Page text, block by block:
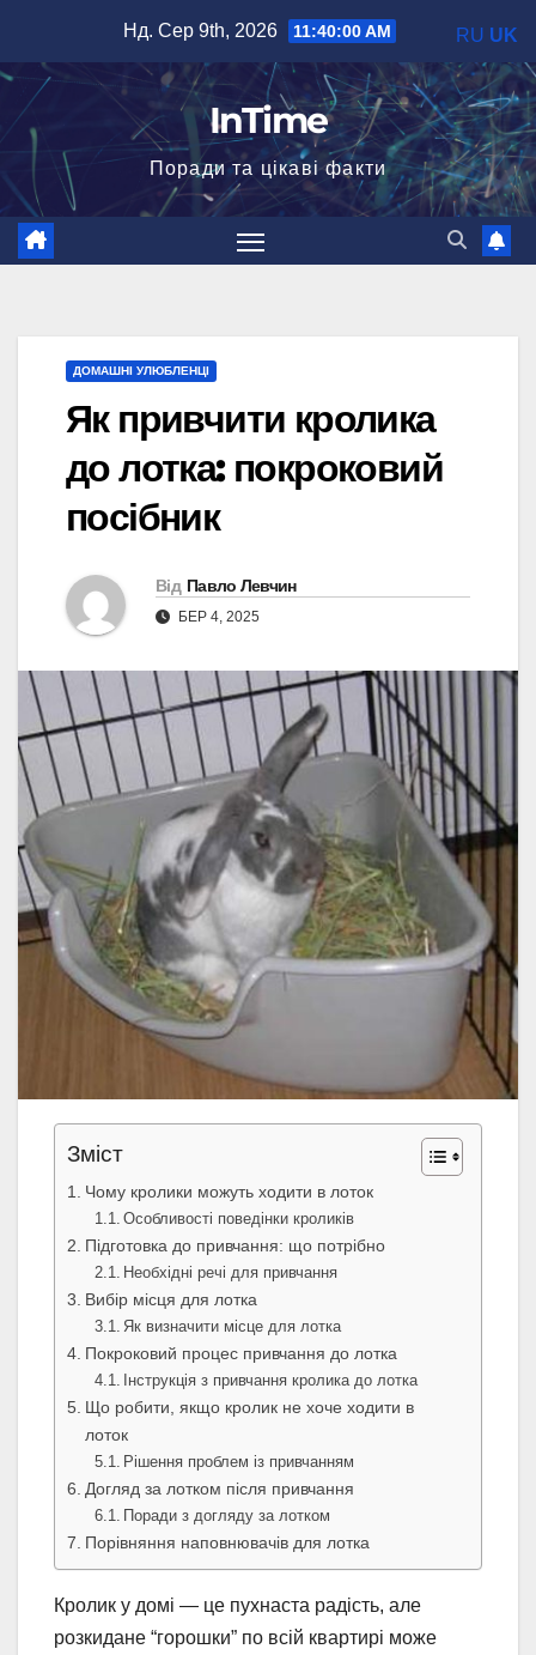
вмісту
Нд. Сер 9th, 2026 11:40:01 AM
InTime
Поради та цікаві факти
ДОМАШНІ УЛЮБЛЕНЦІ
Як привчити кролика
до лотка: покроковий
посібник
Від Павло Левчин
БЕР 4, 2025
Зміст
Чому кролики можуть ходити в лоток
Особливості поведінки кроликів
Підготовка до привчання: що потрібно
Необхідні речі для привчання
Вибір місця для лотка
Як визначити місце для лотка
Покроковий процес привчання до лотка
Інструкція з привчання кролика до лотка
Що робити, якщо кролик не хоче ходити в
лоток
Рішення проблем із привчанням
Догляд за лотком після привчання
Поради з догляду за лотком
Порівняння наповнювачів для лотка
Кролик у домі — це пухнаста радість, але
розкидане “горошки” по всій квартирі може
RU UK